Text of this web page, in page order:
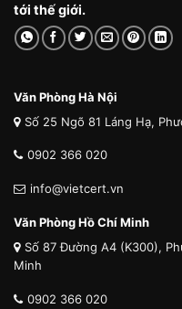
tới thế giới.
Văn Phòng Hà Nội
Số 25 Ngõ 81 Láng Hạ,
0902 366 020
info@vietcert.vn
Văn Phòng Hồ Chí Minh
Số 87 Đường A4 (K300),
Minh
0902 366 020